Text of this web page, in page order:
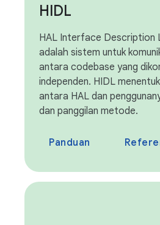
HIDL
HAL Interface Description
adalah sistem untuk
antara codebase yang
independen. HIDL
antara HAL dan
dan panggilan metode.
Panduan